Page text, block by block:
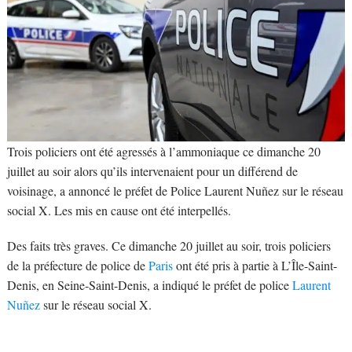
Trois policiers ont été agressés à l’ammoniaque ce dimanche 20
juillet au soir alors qu’ils intervenaient pour un différend de
voisinage, a annoncé le préfet de Police Laurent Nuñez sur le réseau
social X. Les mis en cause ont été interpellés.
Des faits très graves. Ce dimanche 20 juillet au soir, trois policiers
de la préfecture de police deParisont été pris à partie à L’Île-Saint-
Denis, en Seine-Saint-Denis, a indiqué le préfet de policeLaurent
Nuñezsur le réseau social X.